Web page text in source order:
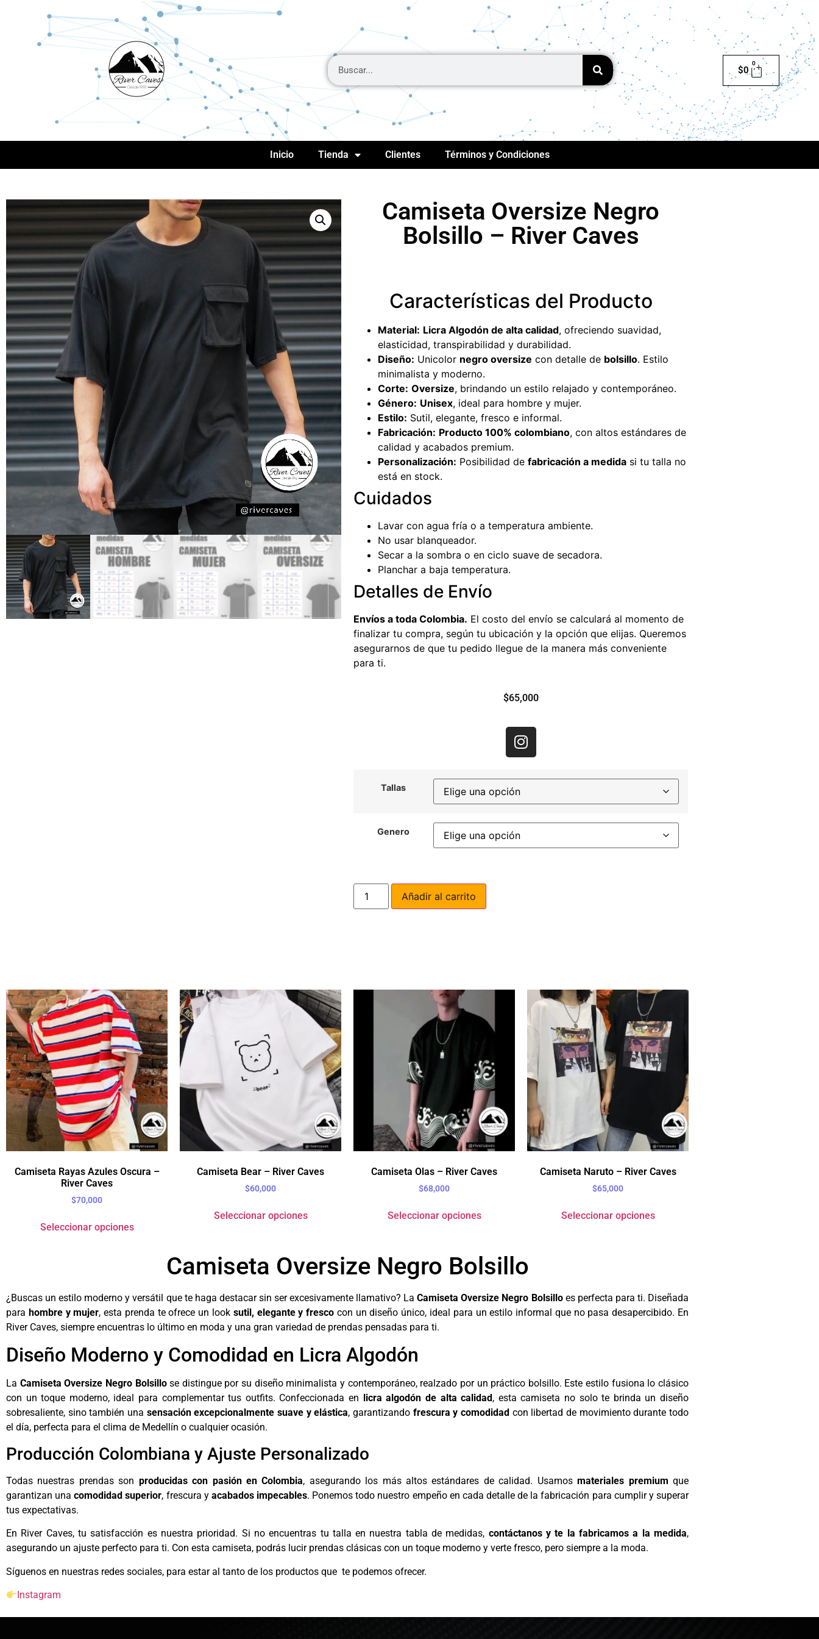
$0
0
Inicio Tienda Clientes Términos y Condiciones
Camiseta Oversize Negro
Bolsillo – River Caves
Características del Producto
Material: Licra Algodón de alta calidad, ofreciendo suavidad,
elasticidad, transpirabilidad y durabilidad.
Diseño: Unicolor negro oversize con detalle de bolsillo. Estilo
minimalista y moderno.
Corte: Oversize, brindando un estilo relajado y contemporáneo.
Género: Unisex, ideal para hombre y mujer.
Estilo: Sutil, elegante, fresco e informal.
Fabricación: Producto 100% colombiano, con altos estándares de
calidad y acabados premium.
Personalización: Posibilidad de fabricación a medida si tu talla no
está en stock.
Cuidados
Lavar con agua fría o a temperatura ambiente.
No usar blanqueador.
Secar a la sombra o en ciclo suave de secadora.
Planchar a baja temperatura.
Detalles de Envío
Envíos a toda Colombia. El costo del envío se calculará al momento de
finalizar tu compra, según tu ubicación y la opción que elijas. Queremos
asegurarnos de que tu pedido llegue de la manera más conveniente
para ti.
$65,000
Tallas
Genero
Añadir al carrito
Camiseta Rayas Azules Oscura –
River Caves
$70,000
Seleccionar opciones
Camiseta Bear – River Caves
$60,000
Seleccionar opciones
Camiseta Olas – River Caves
$68,000
Seleccionar opciones
Camiseta Naruto – River Caves
$65,000
Seleccionar opciones
Camiseta Oversize Negro Bolsillo
¿Buscas un estilo moderno y versátil que te haga destacar sin ser excesivamente llamativo? LaCamiseta Oversize Negro Bolsilloes perfecta para ti. Diseñada
para hombre y mujer, esta prenda te ofrece un look sutil, elegante y fresco con un diseño único, ideal para un estilo informal que no pasa desapercibido. En
River Caves, siempre encuentras lo último en moda y una gran variedad de prendas pensadas para ti.
Diseño Moderno y Comodidad en Licra Algodón
La Camiseta Oversize Negro Bolsillose distingue por su diseño minimalista y contemporáneo, realzado por un práctico bolsillo. Este estilo fusiona lo clásico
con un toque moderno, ideal para complementar tus outfits. Confeccionada en
licra algodón de alta calidad , esta camiseta no solo te brinda un diseño
sobresaliente, sino también una sensación excepcionalmente suave y elástica, garantizando frescura y comodidad con libertad de movimiento durante todo
el día, perfecta para el clima de Medellín o cualquier ocasión.
Producción Colombiana y Ajuste Personalizado
Todas nuestras prendas son producidas con pasión en Colombia, asegurando los más altos estándares de calidad. Usamosmateriales premium que
garantizan unacomodidad superior, frescura y acabados impecables. Ponemos todo nuestro empeño en cada detalle de la fabricación para cumplir y superar
tus expectativas.
En River Caves, tu satisfacción es nuestra prioridad. Si no encuentras tu talla en nuestra tabla de medidas, contáctanos y te la fabricamos a la medida,
asegurando un ajuste perfecto para ti. Con esta camiseta, podrás lucir prendas clásicas con un toque moderno y verte fresco, pero siempre a la moda.
Síguenos en nuestras redes sociales, para estar al tanto de los productos que te podemos ofrecer.
Instagram